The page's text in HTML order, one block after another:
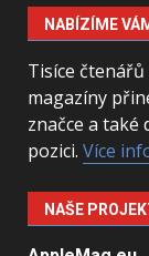
NABÍZÍME
Tisíce čtenářů
magazíny
značce a také
pozici. Více
NAŠE